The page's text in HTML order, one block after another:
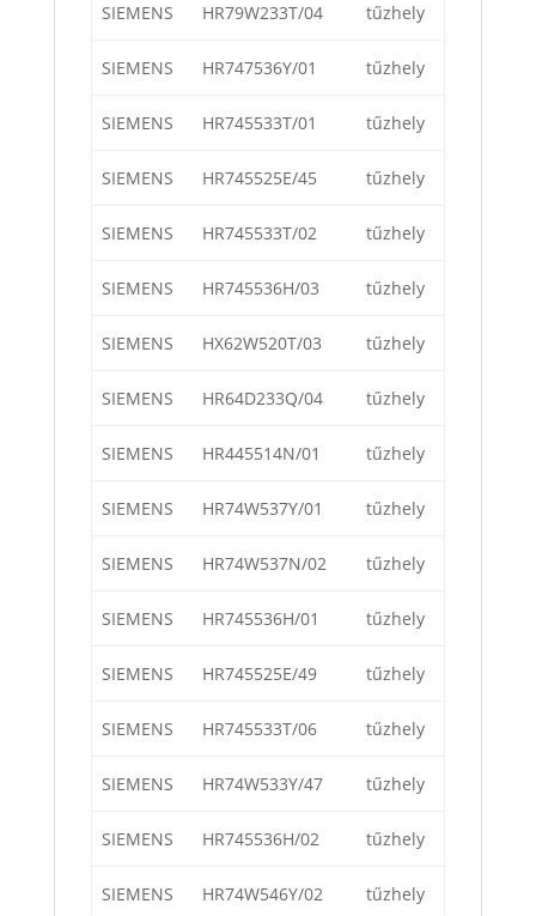
SIEMENS HR79W233T/04 tűzhely
SIEMENS HR747536Y/01 tűzhely
SIEMENS HR745533T/01 tűzhely
SIEMENS HR745525E/45 tűzhely
SIEMENS HR745533T/02 tűzhely
SIEMENS HR745536H/03 tűzhely
SIEMENS HX62W520T/03 tűzhely
SIEMENS HR64D233Q/04 tűzhely
SIEMENS HR445514N/01 tűzhely
SIEMENS HR74W537Y/01 tűzhely
SIEMENS HR74W537N/02 tűzhely
SIEMENS HR745536H/01 tűzhely
SIEMENS HR745525E/49 tűzhely
SIEMENS HR745533T/06 tűzhely
SIEMENS HR74W533Y/47 tűzhely
SIEMENS HR745536H/02 tűzhely
SIEMENS HR74W546Y/02 tűzhely